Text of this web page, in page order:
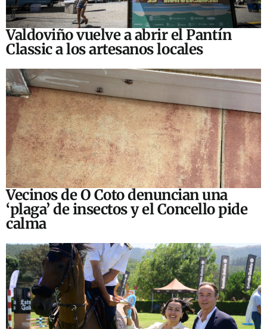
Valdoviño vuelve a abrir el Pantín
Classic a los artesanos locales
Vecinos de O Coto denuncian una
‘plaga’ de insectos y el Concello pide
calma